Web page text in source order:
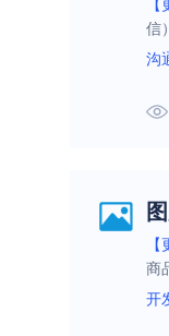
信
沟
商
开